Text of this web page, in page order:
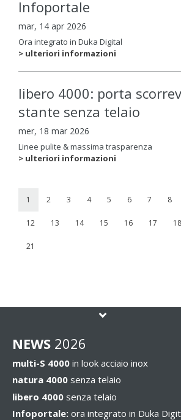
Infoportale
mar, 14 apr 2026
Ora integrato in Duka Digital
> ulteriori informazioni
libero 4000: porta
stante senza telaio
mer, 18 mar 2026
Linee pulite & massima trasparenza
> ulteriori informazioni
1 2 3 4 5 6 7 8
12 13 14 15 16 17 18
21
NEWS 2026
multi-S 4000 in look acciaio inox
natura 4000 senza telaio
libero 4000 senza telaio
Infoportale: ora integrato in Duka